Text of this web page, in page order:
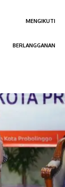
MENGIKUTI
BERLANGGANAN